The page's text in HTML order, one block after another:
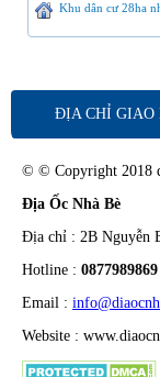
Khu dân cư 28ha
ĐỊA CHỈ GIAO
© © Copyright 2018
Địa Ốc Nhà Bè
Địa chỉ : 2B Nguyễn
Hotline : 0877989869
Email :
Website :